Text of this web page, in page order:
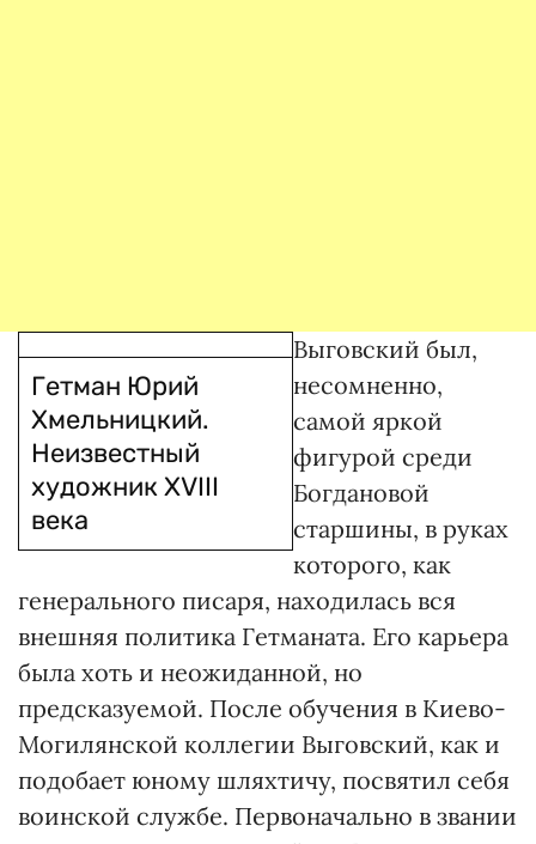
Гетман Юрий
Хмельницкий.
Неизвестный
художник XVIII
века
Выговский был,
несомненно,
самой яркой
фигурой среди
Богдановой
старшины, в руках
которого, как
генерального писаря, находилась вся
внешняя политика Гетманата. Его карьера
была хоть и неожиданной, но
предсказуемой. После обучения в Киево-
Могилянской коллегии Выговский, как и
подобает юному шляхтичу, посвятил себя
воинской службе. Первоначально в звании